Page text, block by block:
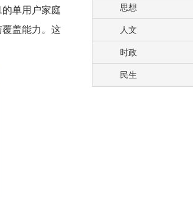
单用户家庭
盖能力。这
思想
人文
时政
民生